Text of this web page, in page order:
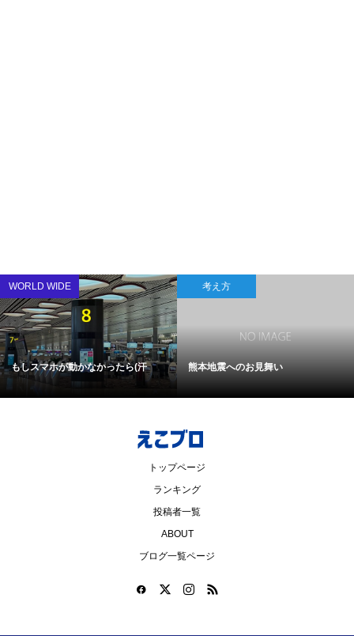
WORLD WIDE
もしスマホが動かなかったら(汗
考え方
熊本地震へのお見舞い
トップページ
ランキング
投稿者一覧
ABOUT
ブログ一覧ページ